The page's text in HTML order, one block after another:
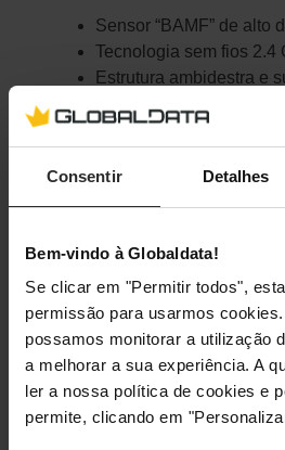
Consentir Detalhes
Bem-vindo à Globaldata!
Se clicar em "Permitir todos",
permissão para usarmos
possamos monitorar a utilização
a melhorar a sua experiência. A
ler a nossa política de cookies e
permite, clicando em
Sensor “BAMF” de alto
Tecnologia sem fios 2.4
Estrutura ambidestra e
Comprar Agora